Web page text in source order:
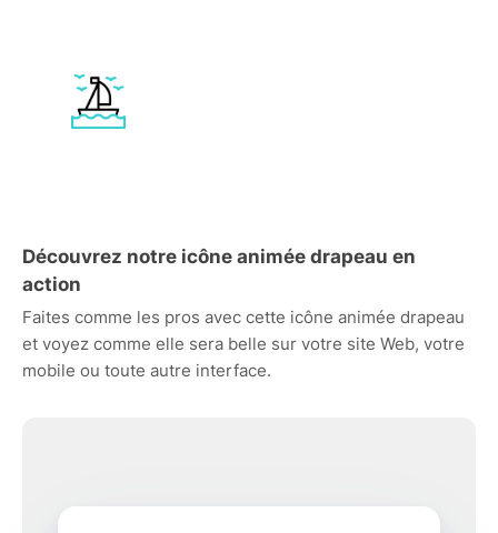
Découvrez notre icône animée drapeau en
action
Faites comme les pros avec cette icône animée drapeau
et voyez comme elle sera belle sur votre site Web, votre
mobile ou toute autre interface.